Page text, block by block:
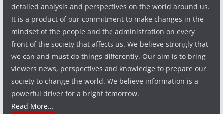
detailed analysis and perspectives on the world around us.
It is a product of our commitment to make changes in the
mindset of the people and the administration on every
front of the society that affects us. We believe strongly that
we can and must do things differently. Our aim is to bring
viewers news, perspectives and knowledge to prepare our
society to change the world. We believe information is a
powerful driver for a bright tomorrow.
Read More...